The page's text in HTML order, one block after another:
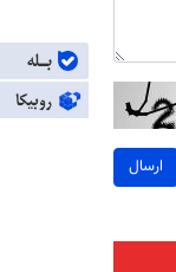
ارسال